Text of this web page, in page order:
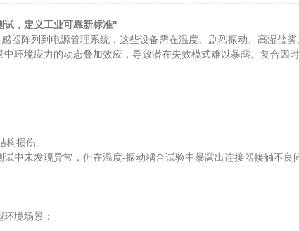
，定义工业可靠新标准"​
器阵列到电源管理系统，这些设备需在温度、剧烈振动、高湿盐
环境应力的动态叠加效应，导致潜在失效模式难以暴露。​复合因
损伤。
中未发现异常，但在温度-振动耦合试验中暴露出连接器接触不良
境场景：